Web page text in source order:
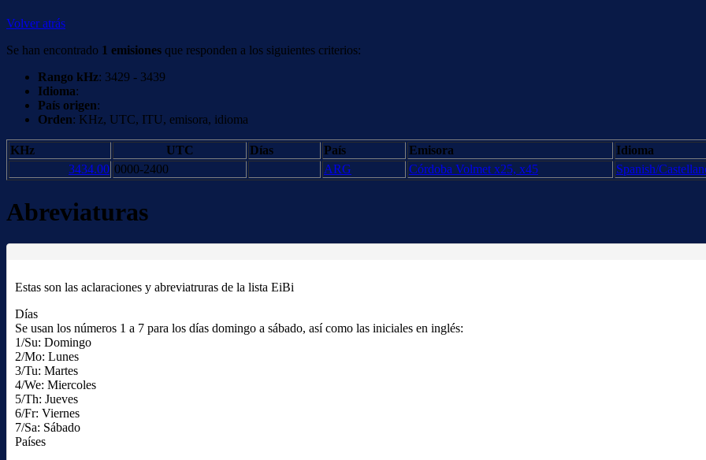
Volver atrás
Se han encontrado 1 emisiones que responden a los siguientes criterios:
Rango kHz: 3429 - 3439
Idioma:
País origen:
Orden: KHz, UTC, ITU, emisora, idioma
KHz UTC Días País Emisora Idioma
3434.00 0000-2400 ARG Córdoba Volmet x25, x45 Spanish/
Abreviaturas
Estas son las aclaraciones y abreviatruras de la lista EiBi
Días
Se usan los números 1 a 7 para los días domingo a sábado, así como las iniciales en inglés:
1/Su: Domingo
2/Mo: Lunes
3/Tu: Martes
4/We: Miercoles
5/Th: Jueves
6/Fr: Viernes
7/Sa: Sábado
Países